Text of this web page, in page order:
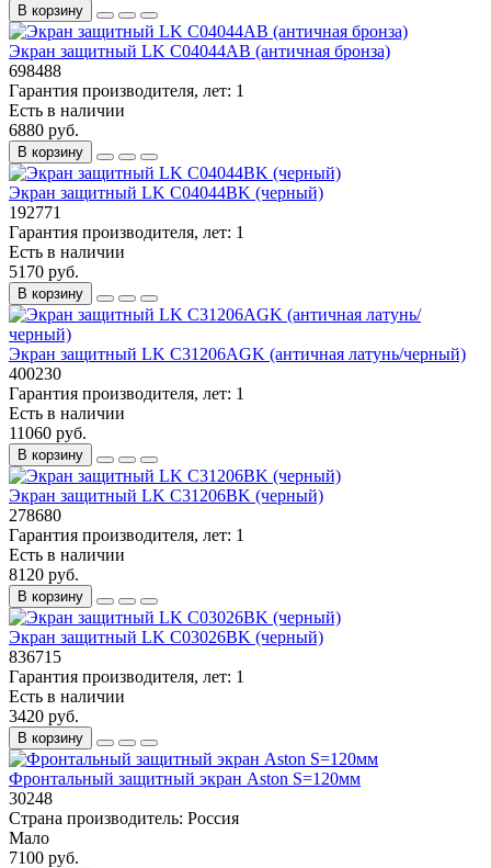
В корзину
Экран защитный LK C04044AB (античная бронза)
698488
Гарантия производителя, лет: 1
Есть в наличии
6880 руб.
В корзину
Экран защитный LK C04044BK (черный)
192771
Гарантия производителя, лет: 1
Есть в наличии
5170 руб.
В корзину
Экран защитный LK C31206AGK (античная латунь/черный)
400230
Гарантия производителя, лет: 1
Есть в наличии
11060 руб.
В корзину
Экран защитный LK C31206BK (черный)
278680
Гарантия производителя, лет: 1
Есть в наличии
8120 руб.
В корзину
Экран защитный LK C03026BK (черный)
836715
Гарантия производителя, лет: 1
Есть в наличии
3420 руб.
В корзину
Фронтальный защитный экран Aston S=120мм
30248
Страна производитель: Россия
Мало
7100 руб.